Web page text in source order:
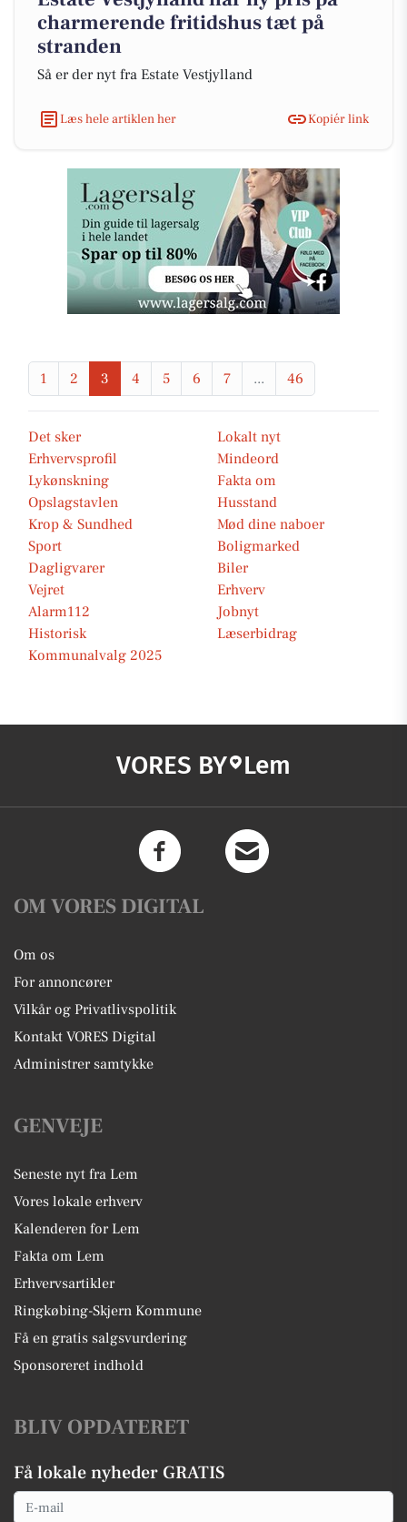
charmerende fritidshus tæt på
stranden
Så er der nyt fra Estate Vestjylland
Læs hele artiklen her Kopiér link
1 2 3 4 5 6 7 ... 46
Det sker
Lokalt nyt
Erhvervsprofil
Mindeord
Lykønskning
Fakta om
Opslagstavlen
Husstand
Krop & Sundhed
Mød dine naboer
Sport
Boligmarked
Dagligvarer
Biler
Vejret
Erhverv
Alarm112
Jobnyt
Historisk
Læserbidrag
Kommunalvalg 2025
VORES BY Lem
OM VORES DIGITAL
Om os
For annoncører
Vilkår og Privatlivspolitik
Kontakt VORES Digital
Administrer samtykke
GENVEJE
Seneste nyt fra Lem
Vores lokale erhverv
Kalenderen for Lem
Fakta om Lem
Erhvervsartikler
Ringkøbing-Skjern Kommune
Få en gratis salgsvurdering
Sponsoreret indhold
BLIV OPDATERET
Få lokale nyheder GRATIS
Email